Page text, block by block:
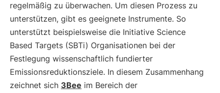
regelmäßig zu überwachen. Um diesen Prozess zu
unterstützen, gibt es geeignete Instrumente. So
unterstützt beispielsweise die Initiative Science
Based Targets (SBTi) Organisationen bei der
Festlegung wissenschaftlich fundierter
Emissionsreduktionsziele. In diesem Zusammenhang
zeichnet sich 3Bee im Bereich der